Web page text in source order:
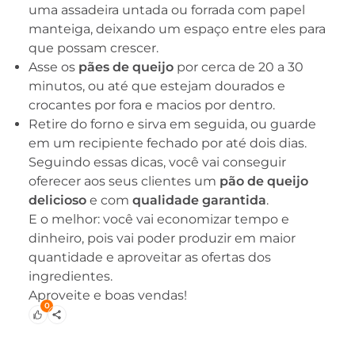
uma assadeira untada ou forrada com papel
manteiga, deixando um espaço entre eles para
que possam crescer.
Asse os pães de queijo por cerca de 20 a 30
minutos, ou até que estejam dourados e
crocantes por fora e macios por dentro.
Retire do forno e sirva em seguida, ou guarde
em um recipiente fechado por até dois dias.
Seguindo essas dicas, você vai conseguir
oferecer aos seus clientes um pão de queijo
delicioso e com qualidade garantida.
E o melhor: você vai economizar tempo e
dinheiro, pois vai poder produzir em maior
quantidade e aproveitar as ofertas dos
ingredientes.
Aproveite e boas vendas!
0